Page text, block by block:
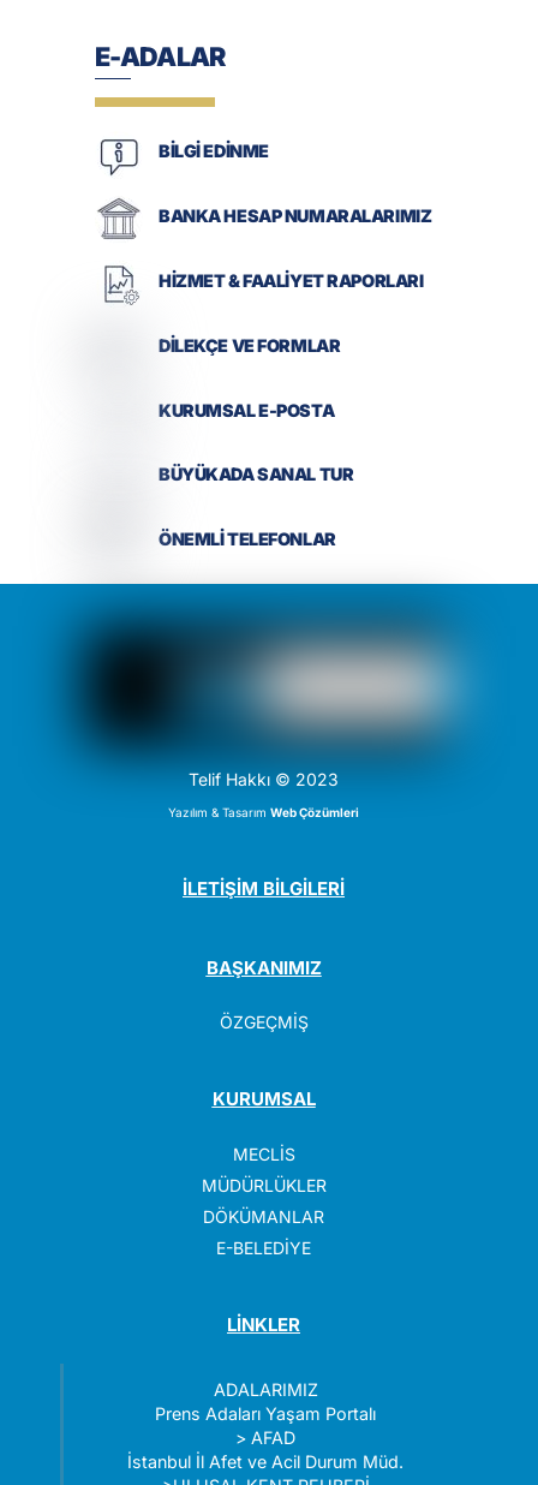
E-ADALAR
BİLGİ EDİNME
BANKA HESAP NUMARALARIMIZ
HİZMET & FAALİYET RAPORLARI
DİLEKÇE VE FORMLAR
KURUMSAL E-POSTA
BÜYÜKADA SANAL TUR
ÖNEMLİ TELEFONLAR
Telif Hakkı © 2023
Yazılım & TasarımWeb Çözümleri
İLETİŞİM BİLGİLERİ
BAŞKANIMIZ
ÖZGEÇMİŞ
KURUMSAL
MECLİS
MÜDÜRLÜKLER
DÖKÜMANLAR
E-BELEDİYE
LİNKLER
ADALARIMIZ
Prens Adaları Yaşam Portalı
>AFAD
İstanbul İl Afet ve Acil Durum Müd.